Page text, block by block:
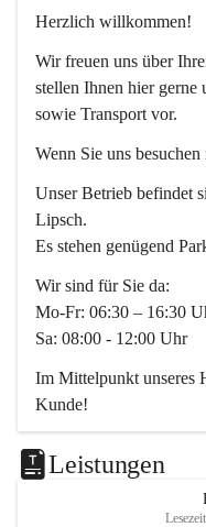
Herzlich willkommen!
Wir freuen uns über
stellen Ihnen hier gerne
sowie Transport vor.
Wenn Sie uns besuchen
Unser Betrieb befindet
Lipsch.
Es stehen genügend
Wir sind für Sie da:
Mo-Fr: 06:30 – 16:30
Sa: 08:00 - 12:00 Uhr
Im Mittelpunkt unseres
Kunde!
Das Team ist
den Bereichen
Beratung, Lager sowie
finden wir eine
Leistungen